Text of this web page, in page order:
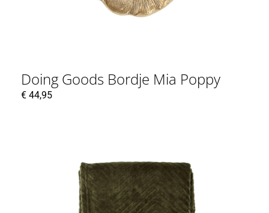
Doing Goods Bordje Mia Poppy
€ 44,95